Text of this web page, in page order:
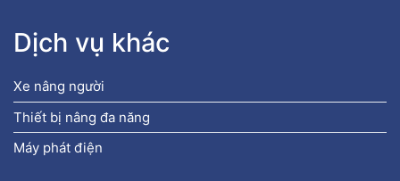
Dịch vụ khác
Xe nâng người
Thiết bị nâng đa năng
Máy phát điện